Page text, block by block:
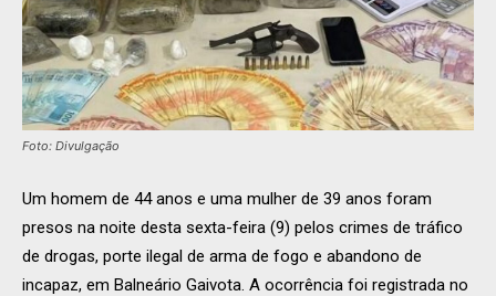
Foto: Divulgação
Um homem de 44 anos e uma mulher de 39 anos foram
presos na noite desta sexta-feira (9) pelos crimes de tráfico
de drogas, porte ilegal de arma de fogo e abandono de
incapaz, em Balneário Gaivota. A ocorrência foi registrada no